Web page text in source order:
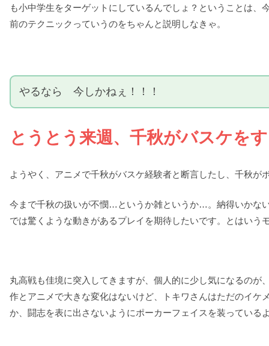
も小中学生をターゲットにしているんでしょ？ということは
前のテクニックっていうのをちゃんと説明しなきゃ。
やるなら 今しかねぇ！！！
とうとう来週、千秋がバスケを
ようやく、アニメで千秋がバスケ経験者と断言したし、千秋
今まで千秋の扱いが不憫…というか雑というか…。納得いかな
では驚くような動きがあるプレイを期待したいです。とはい
丸高戦も佳境に突入してきますが、個人的に少し気になるの
作とアニメで大きな変化はないけど、トキワさんはただのイ
か、闘志を表に出さないようにポーカーフェイスを装っている